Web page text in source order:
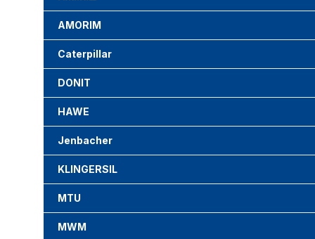
AMORIM
Caterpillar
DONIT
HAWE
Jenbacher
KLINGERSIL
MTU
MWM